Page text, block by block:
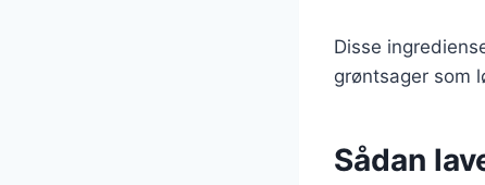
Disse
grøntsager som
Sådan